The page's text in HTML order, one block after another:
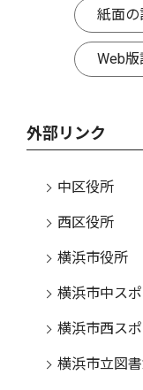
紙面の
Web
外部リンク
中区役所
西区役所
横浜市役所
横浜市中ス
横浜市西ス
横浜市立図